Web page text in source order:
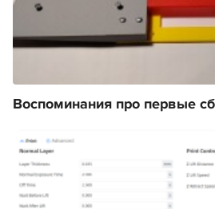
Воспоминания про первые